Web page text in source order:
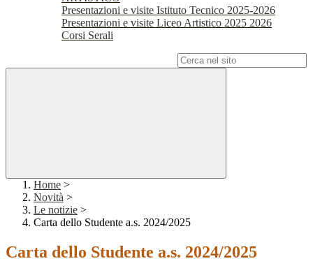
Presentazioni e visite Istituto Tecnico 2025-2026
Presentazioni e visite Liceo Artistico 2025 2026
Corsi Serali
Home >
Novità >
Le notizie >
Carta dello Studente a.s. 2024/2025
Carta dello Studente a.s. 2024/2025